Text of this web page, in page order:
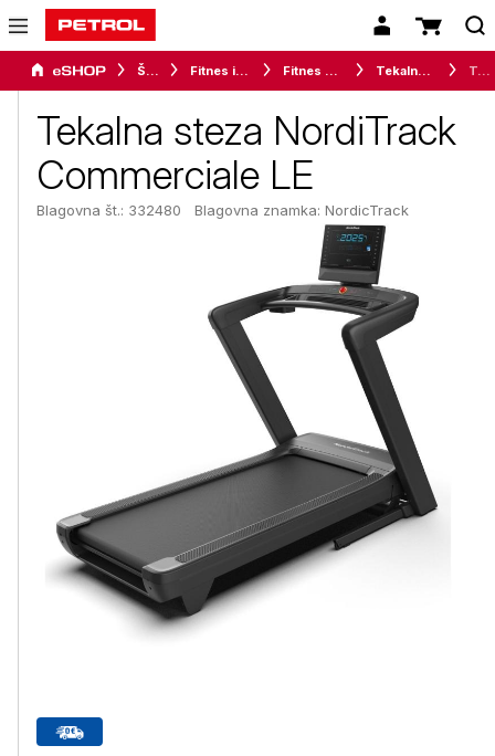
Šport Fitnes in vadba Fitnes naprave Tekalne steze
Tekalna steza NordiTrack
Commerciale LE
Blagovna št.: 332480 Blagovna znamka: NordicTrack